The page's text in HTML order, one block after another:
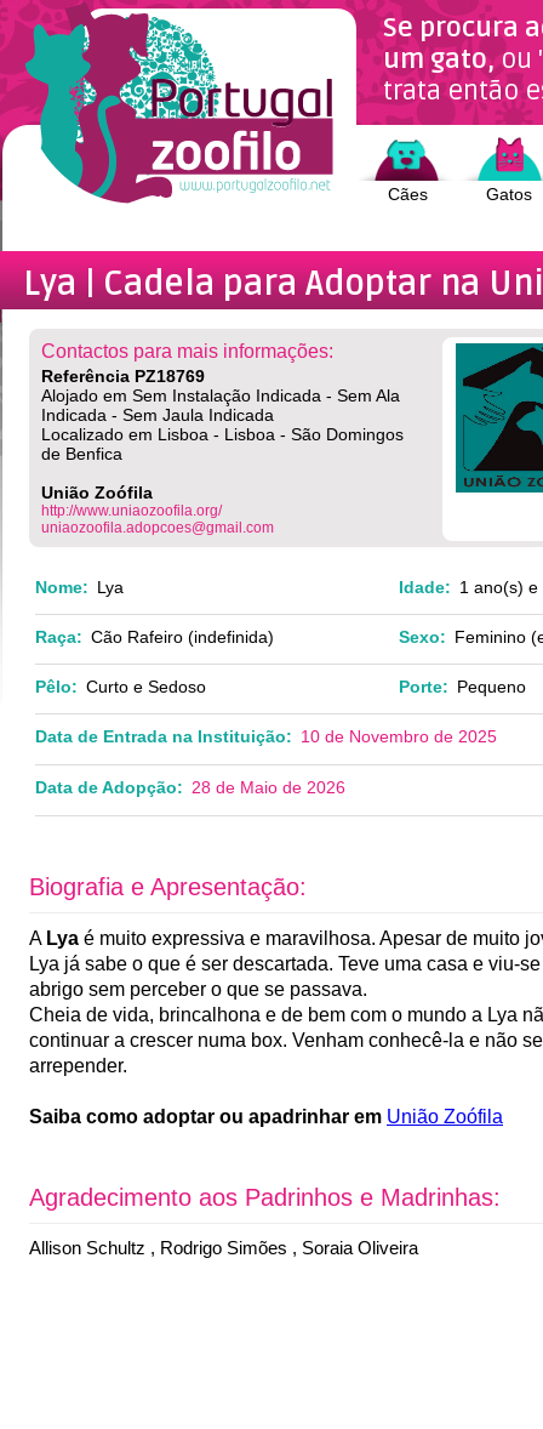
Se procura
um gato,ou
trata então
Cães Gatos
Lya | Cadelapara Adoptar na
Contactos para mais informações:
Referência PZ18769
Alojado em Sem Instalação Indicada - Sem Ala
Indicada - Sem Jaula Indicada
Localizado em Lisboa - Lisboa - São Domingos
de Benfica
União Zoófila
http://www.uniaozoofila.org/
uniaozoofila.adopcoes@gmail.com
Nome: Lya Idade: 1 ano(s)
Raça: Cão Rafeiro (indefinida) Sexo: Feminino
Pêlo: Curto e Sedoso Porte: Pequeno
Data de Entrada na Instituição: 10 de Novembro de 2025
Data de Adopção: 28 de Maio de 2026
Biografia e Apresentação:
A Lya é muito expressiva e maravilhosa. Apesar de muito
Lya já sabe o que é ser descartada. Teve uma casa e viu-
abrigo sem perceber o que se passava.
Cheia de vida, brincalhona e de bem com o mundo a Lya
continuar a crescer numa box. Venham conhecê-la e não
arrepender.
Saiba como adoptar ou apadrinhar em União Zoófila
Agradecimento aos Padrinhos e Madrinhas:
Allison Schultz , Rodrigo Simões , Soraia Oliveira